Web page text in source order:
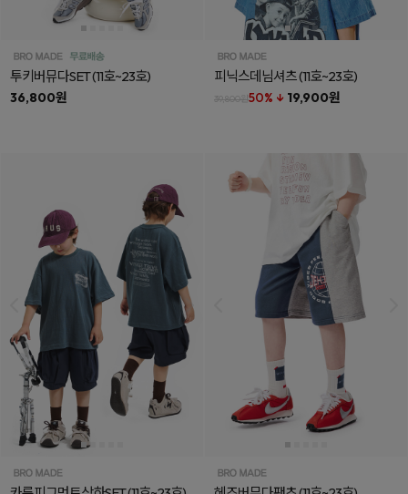
투키버뮤다SET(11호~23호)
36,800원
피닉스데님셔츠(11호~23호)
39,800원50% ↓ 19,900원